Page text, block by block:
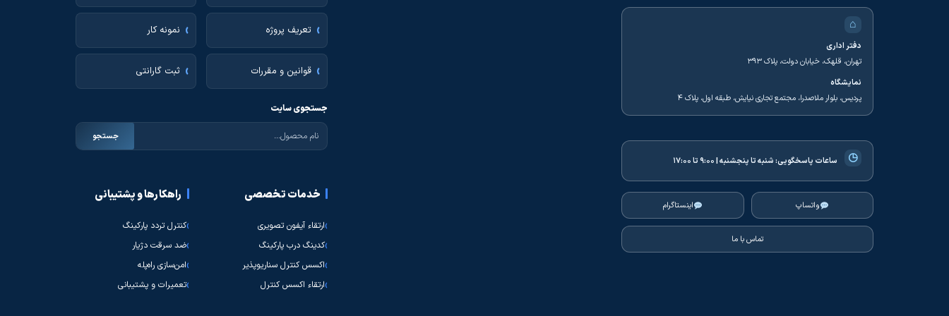
⌂
دفتر اداری
تهران، قلهک، خیابان دولت، پلاک ۳۹۳
نمایشگاه
پردیس، بلوار ملاصدرا، مجتمع تجاری نیایش، طبقه اول، پلاک ۴
◷ ساعات پاسخگویی:شنبه تا پنجشنبه | ۹:۰۰ تا ۱۷:۰۰
واتساپ اینستاگرام
تماس با ما
تعریف پروژه نمونه کار
قوانین و مقررات ثبت گارانتی
جستجوی سایت
جستجو
خدمات تخصصی
ارتقاء آیفون تصویری
کدینگ درب پارکینگ
اکسس کنترل سناریوپذیر
ارتقاء اکسس کنترل
راهکارها و پشتیبانی
کنترل تردد پارکینگ
ضد سرقت دژیار
امن‌سازی راه‌پله
تعمیرات و پشتیبانی